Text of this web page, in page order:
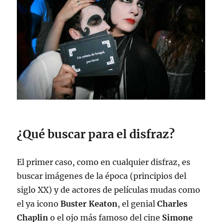
¿Qué buscar para el disfraz?
El primer caso, como en cualquier disfraz, es
buscar imágenes de la época (principios del
siglo XX) y de actores de películas mudas como
el ya iconoBuster Keaton, el genialCharles
Chaplino el ojo más famoso del cine Simone